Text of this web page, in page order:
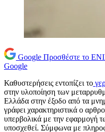
Google Προσθέστε το
Google
Καθυστερήσεις εντοπίζει το
στην υλοποίηση των
Ελλάδα στην έξοδο από τα
γράφει χαρακτηριστικά ο
υπερβολικά με την εφαρμογή
υποσχεθεί. Σύμφωνα με